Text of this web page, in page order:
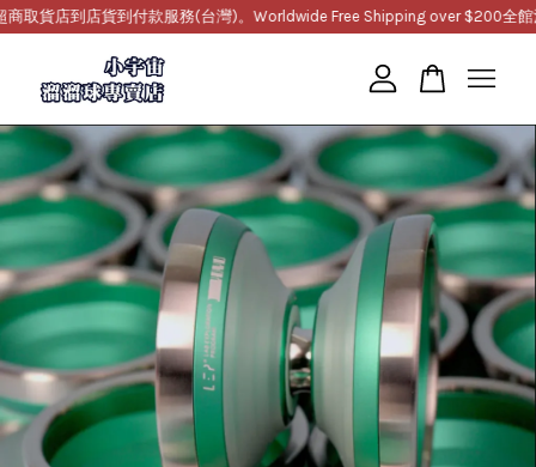
取貨店到店貨到付款服務(台灣)。Worldwide Free Shipping over $200全館
您的購物車目前還是空的。
繼續購物